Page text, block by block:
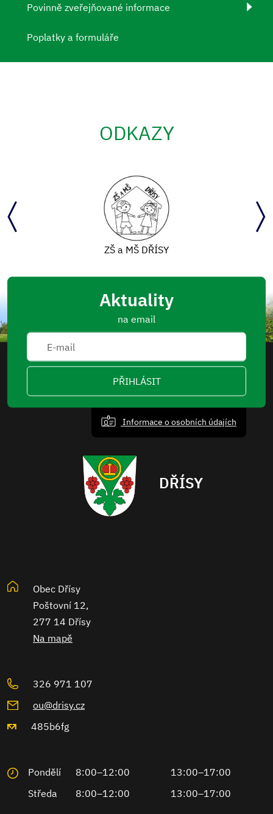
Povinně zveřejňované informace
Poplatky a formuláře
ODKAZY
ZŠ a MŠ DŘÍSY
Aktuality
na email
PŘIHLÁSIT
Informace o osobních údajích
DŘÍSY
Obec Dřísy
Poštovní 12,
277 14 Dřísy
Na mapě
326 971 107
ou@drisy.cz
485b6fg
Pondělí 8:00–12:00
13:00–17:00
Středa
8:00–12:00 13:00–17:00